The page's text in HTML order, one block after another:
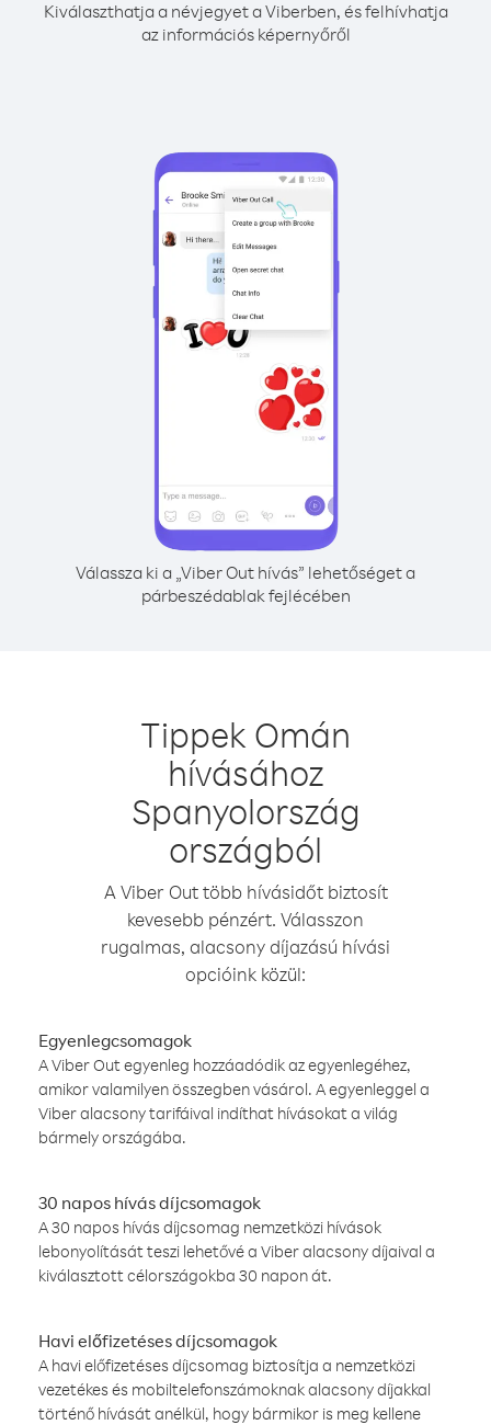
Kiválaszthatja a névjegyet a Viberben, és felhívhatja
az információs képernyőről
Válassza ki a „Viber Out hívás” lehetőséget a
párbeszédablak fejlécében
Tippek Omán
hívásához
Spanyolország
országból
A Viber Out több hívásidőt biztosít
kevesebb pénzért. Válasszon
rugalmas, alacsony díjazású hívási
opcióink közül:
Egyenlegcsomagok
A Viber Out egyenleg hozzáadódik az egyenlegéhez,
amikor valamilyen összegben vásárol. A egyenleggel a
Viber alacsony tarifáival indíthat hívásokat a világ
bármely országába.
30 napos hívás díjcsomagok
A 30 napos hívás díjcsomag nemzetközi hívások
lebonyolítását teszi lehetővé a Viber alacsony díjaival a
kiválasztott célországokba 30 napon át.
Havi előfizetéses díjcsomagok
A havi előfizetéses díjcsomag biztosítja a nemzetközi
vezetékes és mobiltelefonszámoknak alacsony díjakkal
történő hívását anélkül, hogy bármikor is meg kellene